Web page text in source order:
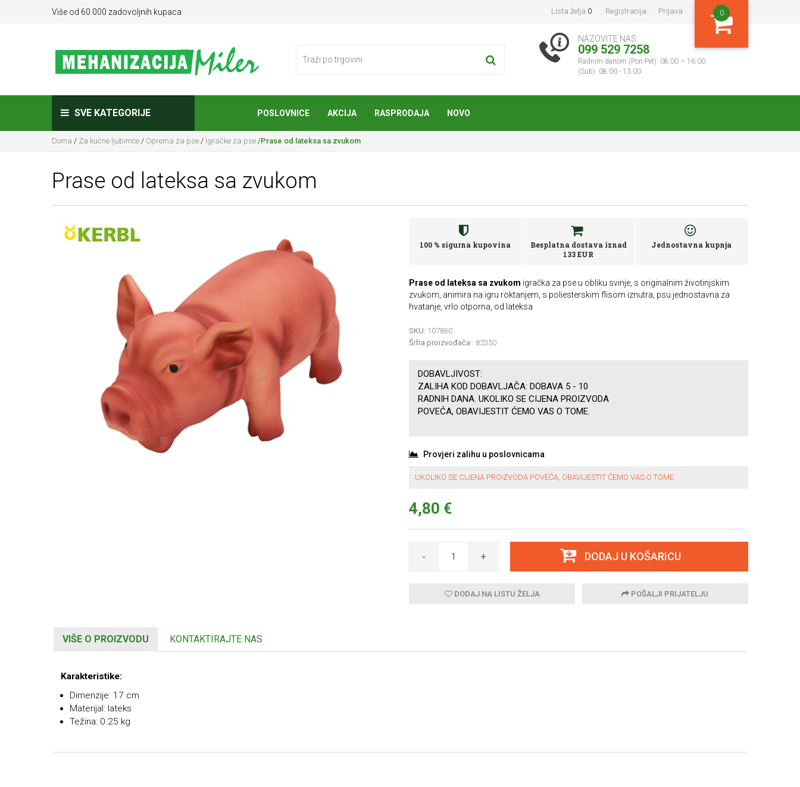
Više od 60.000 zadovoljnih kupaca Lista želja 0 Registracija Prijava 0
NAZOVITE NAS:
099 529 7258
Radnim danom (Pon-Pet): 08:00 – 16:00
(Sub): 08:00 - 13:00
SVE KATEGORIJE POSLOVNICE AKCIJA RASPRODAJA NOVO
Doma / Za kućne ljubimce / Oprema za pse / Igračke za pse /Prase od lateksa sa zvukom
Prase od lateksa sa zvukom
100 % sigurna kupovina
Besplatna dostava iznad
133 EUR
Jednostavna kupnja
Prase od lateksa sa zvukom igračka za pse u obliku svinje, s originalnim životinjskim
zvukom, animira na igru roktanjem, s poliesterskim flisom iznutra, psu jednostavna za
hvatanje, vrlo otporna, od lateksa
SKU: 107860
Šifra proizvođača : 82350
DOBAVLJIVOST:
ZALIHA KOD DOBAVLJAČA: DOBAVA 5 - 10
RADNIH DANA. UKOLIKO SE CIJENA PROIZVODA
POVEĆA, OBAVIJESTIT ĆEMO VAS O TOME.
Provjeri zalihu u poslovnicama
UKOLIKO SE CIJENA PROIZVODA POVEĆA, OBAVIJESTIT ĆEMO VAS O TOME.
4,80 €
- + DODAJ U KOŠARICU
DODAJ NA LISTU ŽELJA POŠALJI PRIJATELJU
VIŠE O PROIZVODU KONTAKTIRAJTE NAS
Karakteristike:
Dimenzije: 17 cm
Materijal: lateks
Težina: 0.25 kg